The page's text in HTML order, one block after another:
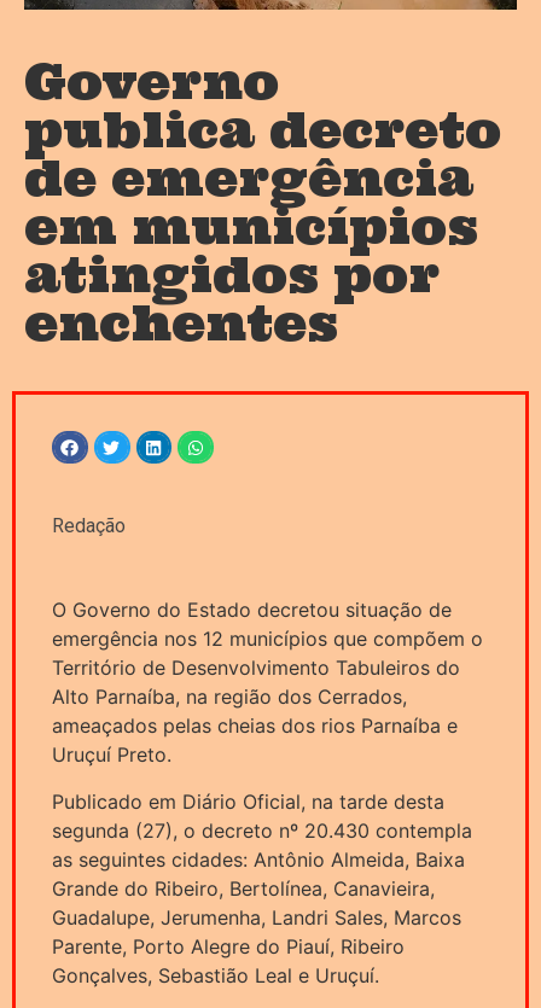
Governo
publica decreto
de emergência
em municípios
atingidos por
enchentes
Redação
O Governo do Estado decretou situação de
emergência nos 12 municípios que compõem o
Território de Desenvolvimento Tabuleiros do
Alto Parnaíba, na região dos Cerrados,
ameaçados pelas cheias dos rios Parnaíba e
Uruçuí Preto.
Publicado em Diário Oficial, na tarde desta
segunda (27), o decreto nº 20.430 contempla
as seguintes cidades: Antônio Almeida, Baixa
Grande do Ribeiro, Bertolínea, Canavieira,
Guadalupe, Jerumenha, Landri Sales, Marcos
Parente, Porto Alegre do Piauí, Ribeiro
Gonçalves, Sebastião Leal e Uruçuí.